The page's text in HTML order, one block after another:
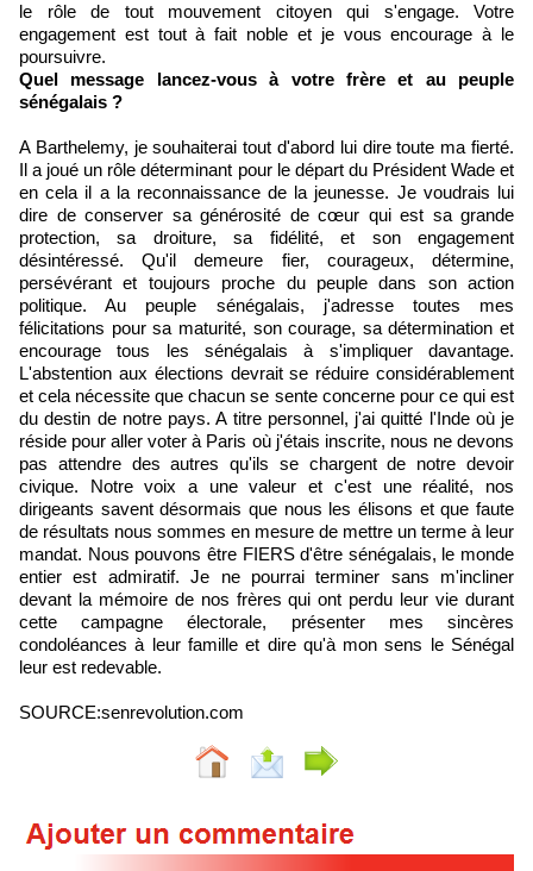
le rôle de tout mouvement citoyen qui s'engage. Votre
engagement est tout à fait noble et je vous encourage à le
poursuivre.
Quel message lancez-vous à votre frère et au peuple
sénégalais ?
A Barthelemy, je souhaiterai tout d'abord lui dire toute ma fierté.
Il a joué un rôle déterminant pour le départ du Président Wade et
en cela il a la reconnaissance de la jeunesse. Je voudrais lui
dire de conserver sa générosité de cœur qui est sa grande
protection, sa droiture, sa fidélité, et son engagement
désintéressé. Qu'il demeure fier, courageux, détermine,
persévérant et toujours proche du peuple dans son action
politique. Au peuple sénégalais, j'adresse toutes mes
félicitations pour sa maturité, son courage, sa détermination et
encourage tous les sénégalais à s'impliquer davantage.
L'abstention aux élections devrait se réduire considérablement
et cela nécessite que chacun se sente concerne pour ce qui est
du destin de notre pays. A titre personnel, j'ai quitté l'Inde où je
réside pour aller voter à Paris où j'étais inscrite, nous ne devons
pas attendre des autres qu'ils se chargent de notre devoir
civique. Notre voix a une valeur et c'est une réalité, nos
dirigeants savent désormais que nous les élisons et que faute
de résultats nous sommes en mesure de mettre un terme à leur
mandat. Nous pouvons être FIERS d'être sénégalais, le monde
entier est admiratif. Je ne pourrai terminer sans m'incliner
devant la mémoire de nos frères qui ont perdu leur vie durant
cette campagne électorale, présenter mes sincères
condoléances à leur famille et dire qu'à mon sens le Sénégal
leur est redevable.
SOURCE:senrevolution.com